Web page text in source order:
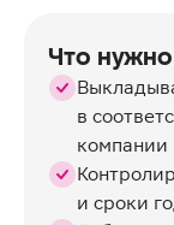
Что
в
компании
и сроки